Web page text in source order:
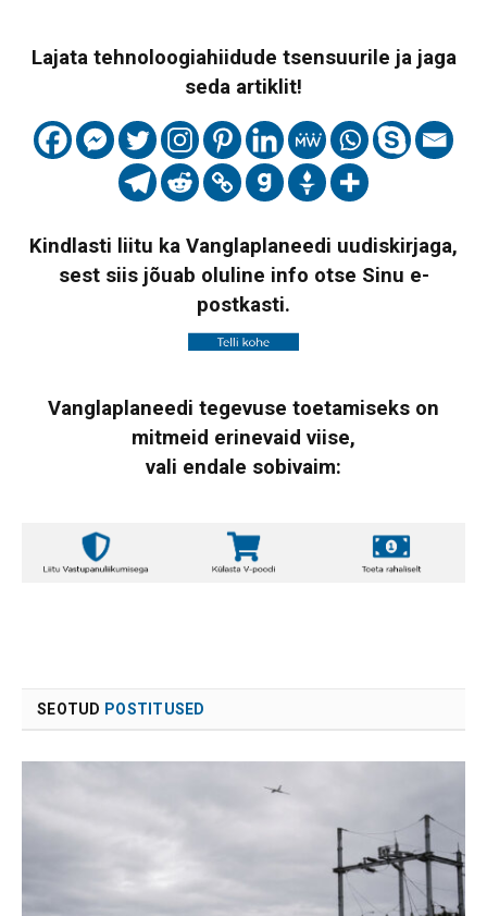
Lajata tehnoloogiahiidude tsensuurile ja jaga
seda artiklit!
Kindlasti liitu ka Vanglaplaneedi uudiskirjaga,
sest siis jõuab oluline info otse Sinu e-
postkasti.
Vanglaplaneedi tegevuse toetamiseks on
mitmeid erinevaid viise,
vali endale sobivaim:
SEOTUD POSTITUSED